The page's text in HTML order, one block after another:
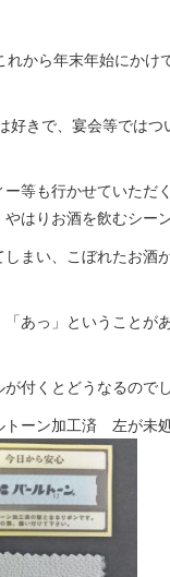
から年末年始にか
好きで、宴会等では
等も行かせていた
はりお酒を飲むシー
まい、こぼれたお
あっ」ということ
付くとどうなるので
トーン加工済 左が未